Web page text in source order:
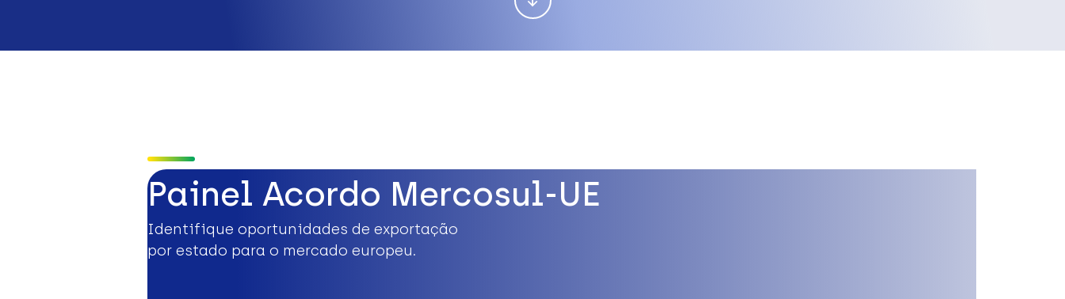
Painel Acordo Mercosul-UE
Identifique oportunidades de exportação
por estado para o mercado europeu.